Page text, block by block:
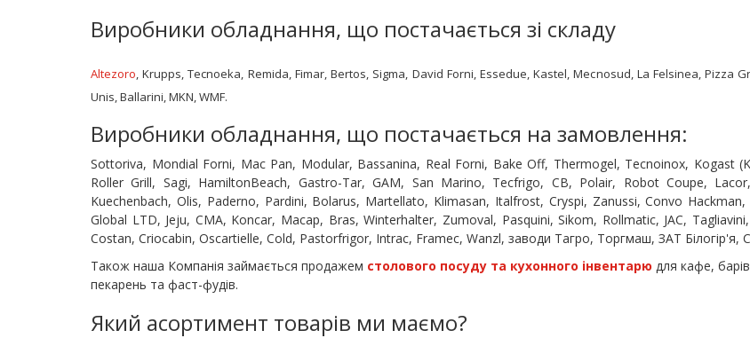
Виробники обладнання, що постачається зі складу
Altezoro, Krupps, Tecnoeka, Remida, Fimar, Bertos, Sigma, David Forni, Essedue, Kastel, Mecnosud, La Felsinea, Pizza
Unis, Ballarini, MKN, WMF.
Виробники обладнання, що постачається на замовлення:
Sottoriva, Mondial Forni, Mac Pan, Modular, Bassanina, Real Forni, Bake Off, Thermogel, Tecnoinox, Kogast
Roller Grill, Sagi, HamiltonBeach, Gastro-Tar, GAM, San Marino, Tecfrigo, CB, Polair, Robot Coupe,
Kuechenbach, Olis, Paderno, Pardini, Bolarus, Martellato, Klimasan, Italfrost, Cryspi, Zanussi, Convo
Global LTD, Jeju, CMA, Koncar, Macap, Bras, Winterhalter, Zumoval, Pasquini, Sikom, Rollmatic, JAC,
Costan, Criocabin, Oscartielle, Cold, Pastorfrigor, Intrac, Framec, Wanzl, заводи Тагро, Торгмаш, ЗАТ Білогір'я,
Також наша Компанія займається продажем столового посуду та кухонного інвентарю для кафе,
пекарень та фаст-фудів.
Який асортимент товарів ми маємо?